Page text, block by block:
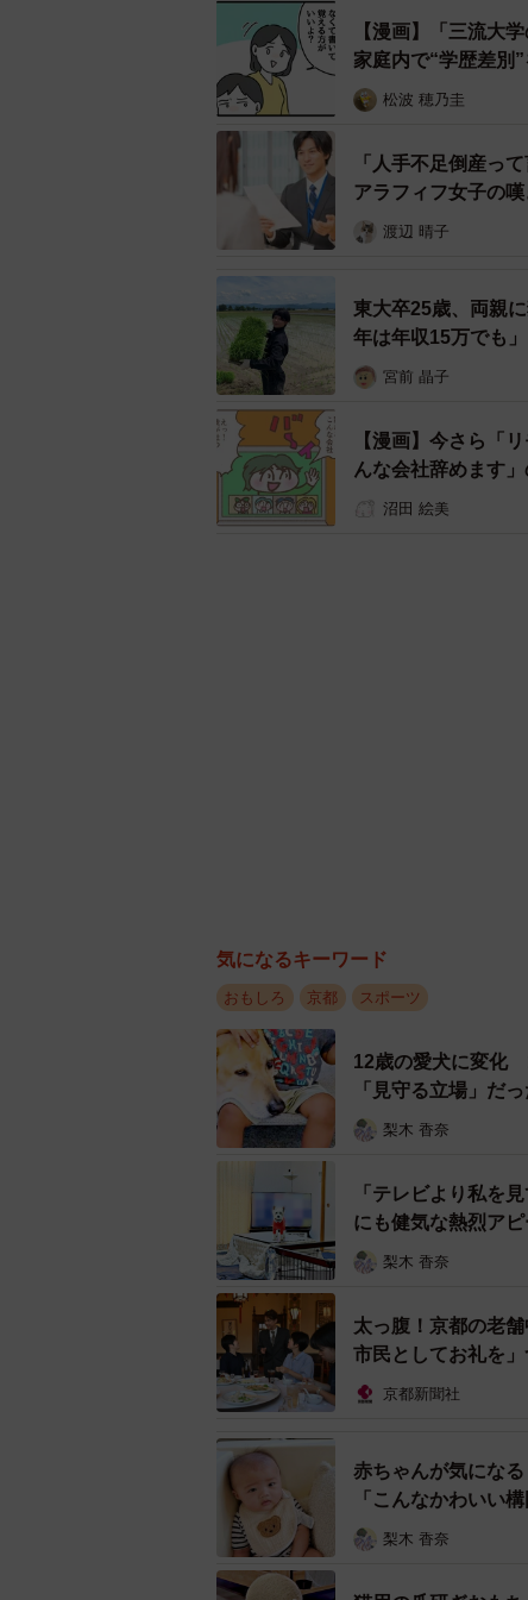
【漫画】「三流大
家庭内で“学歴差別
松波 穂乃圭
「人手不足倒産っ
アラフィフ女子の
渡辺 晴子
東大卒25歳、両親
年は年収15万でも」
宮前 晶子
【漫画】今さら「
んな会社辞めます
沼田 絵美
気になるキーワード
おもしろ 京都 スポーツ
12歳の愛犬に変化
「見守る立場」だ
梨木 香奈
「テレビより私を
にも健気な熱烈ア
梨木 香奈
太っ腹！京都の老
市民としてお礼を
京都新聞社
赤ちゃんが気にな
「こんなかわいい
梨木 香奈